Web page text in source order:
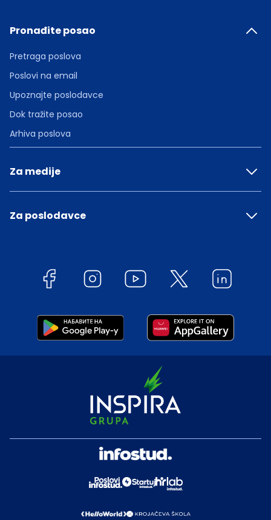
Pronađite posao
Pretraga poslova
Poslovi na email
Upoznajte poslodavce
Dok tražite posao
Arhiva poslova
Za medije
Za poslodavce